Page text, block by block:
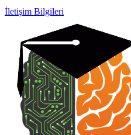
İletişim Bilgileri